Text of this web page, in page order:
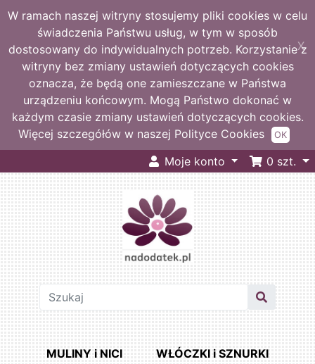
W ramach naszej witryny stosujemy pliki cookies w celu
świadczenia Państwu usług, w tym w sposób
dostosowany do indywidualnych potrzeb. Korzystanie z
witryny bez zmiany ustawień dotyczących cookies
oznacza, że będą one zamieszczane w Państwa
urządzeniu końcowym. Mogą Państwo dokonać w
każdym czasie zmiany ustawień dotyczących cookies.
Więcej szczegółów w naszej Polityce Cookies
X
OK
Moje konto 0 szt.
MULINY i NICI WŁÓCZKI i SZNURKI